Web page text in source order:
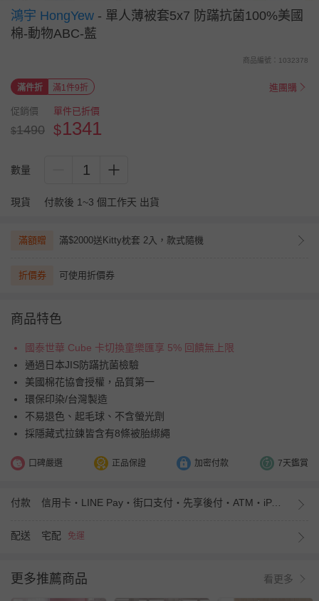
鴻宇 HongYew - 單人薄被套5x7 防蹣抗菌100%美國
棉-動物ABC-藍
商品編號：1032378
滿件折 滿1件9折 進團購
促銷價
$1490
單件已折價
$1341
數量 1
現貨 付款後 1~3 個工作天 出貨
滿額贈 滿$2000送Kitty枕套 2入，款式隨機
折價券 可使用折價券
商品特色
國泰世華 Cube 卡切換童樂匯享 5% 回饋無上限
通過日本JIS防蹣抗菌檢驗
美國棉花協會授權，品質第一
環保印染/台灣製造
不易退色、起毛球、不含螢光劑
採隱藏式拉鍊皆含有8條被胎綁繩
口碑嚴選 正品保證 加密付款 7天鑑賞
付款 信用卡・LINE Pay・街口支付・先享後付・ATM・iPASS MONEY
配送 宅配 免運
更多推薦商品 看更多